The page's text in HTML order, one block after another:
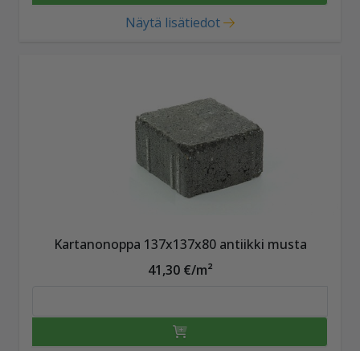
Näytä lisätiedot
Kartanonoppa 137x137x80 antiikki musta
41,30 €/m²